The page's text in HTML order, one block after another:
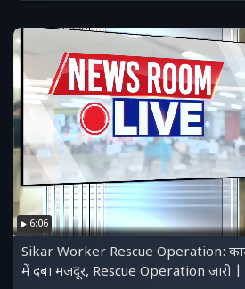
6:06
Sikar Worker Rescue Operation:
में दबा मजदूर, Rescue Operation जारी